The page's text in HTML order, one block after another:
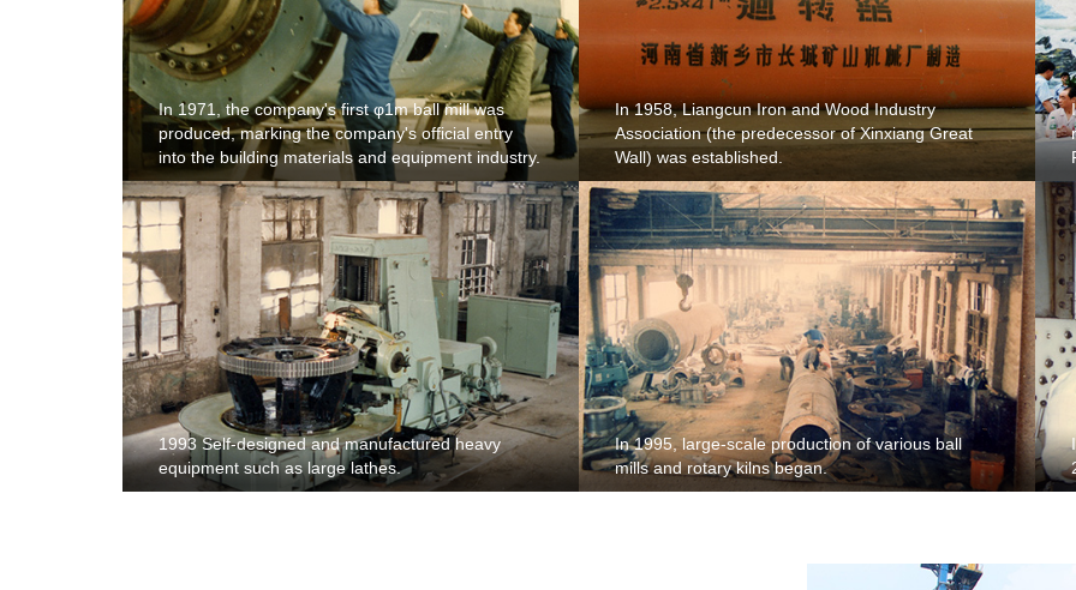
In 1971, the company's first φ1m ball mill was
produced, marking the company's official entry
into the building materials and equipment industry.
In 1958, Liangcun Iron and Wood Industry
Association (the predecessor of Xinxiang Great
Wall) was established.
1993 Self-designed and manufactured heavy
equipment such as large lathes.
In 1995, large-scale production of various ball
mills and rotary kilns began.